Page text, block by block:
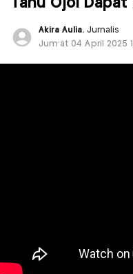
Tahu Ojol Dapat
Akira Aulia, Jurnalis
Jum'at 04 April 2025